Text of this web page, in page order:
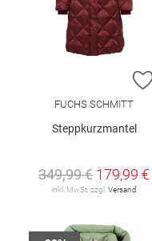
FUCHS SCHMITT
Steppkurzmantel
349,99 € 179,99 €
inkl. MwSt. zzgl. Versand